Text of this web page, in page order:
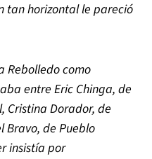
tan horizontal le pareció
Rebolledo como
entre Eric Chinga, de
Cristina Dorador, de
Bravo, de Pueblo
insistía por